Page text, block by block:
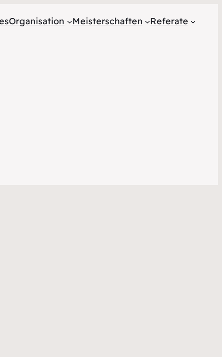
Organisation Meisterschaften Referate